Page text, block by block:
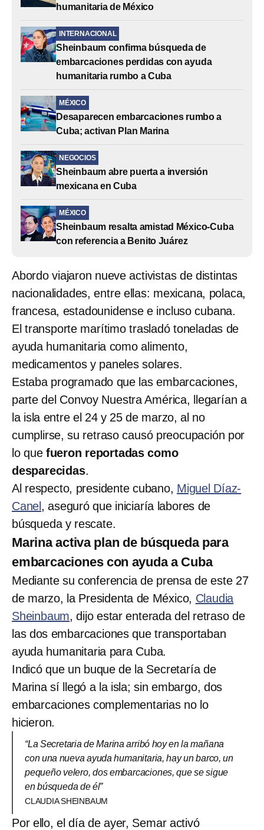
humanitaria de México
INTERNACIONAL
Sheinbaum confirma búsqueda de
embarcaciones perdidas con ayuda
humanitaria rumbo a Cuba
MÉXICO
Desaparecen embarcaciones rumbo a
Cuba; activan Plan Marina
NEGOCIOS
Sheinbaum abre puerta a inversión
mexicana en Cuba
MÉXICO
Sheinbaum resalta amistad México-Cuba
con referencia a Benito Juárez
Abordo viajaron nueve activistas de distintas
nacionalidades, entre ellas: mexicana, polaca,
francesa, estadounidense e incluso cubana.
El transporte marítimo trasladó toneladas de
ayuda humanitaria como alimento,
medicamentos y paneles solares.
Estaba programado que las embarcaciones,
parte del Convoy Nuestra América, llegarían a
la isla entre el 24 y 25 de marzo, al no
cumplirse, su retraso causó preocupación por
lo que fueron reportadas como
desparecidas.
Al respecto, presidente cubano, Miguel Díaz-
Canel, aseguró que iniciaría labores de
búsqueda y rescate.
Marina activa plan de búsqueda para
embarcaciones con ayuda a Cuba
Mediante su conferencia de prensa de este 27
de marzo, la Presidenta de México, Claudia
Sheinbaum, dijo estar enterada del retraso de
las dos embarcaciones que transportaban
ayuda humanitaria para Cuba.
Indicó que un buque de la Secretaría de
Marina sí llegó a la isla; sin embargo, dos
embarcaciones complementarias no lo
hicieron.
“La Secretaria de Marina arribó hoy en la mañana
con una nueva ayuda humanitaria, hay un barco, un
pequeño velero, dos embarcaciones, que se sigue
en búsqueda de él”
CLAUDIA SHEINBAUM
Por ello, el día de ayer, Semar activó